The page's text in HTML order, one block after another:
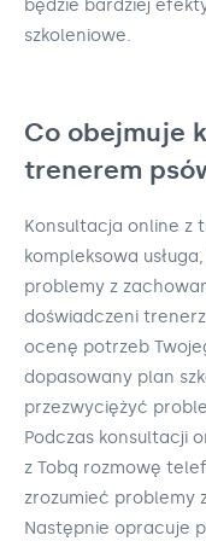
będzie bardziej
szkoleniowe.
Co obejmuje
trenerem
Konsultacja online z
kompleksowa
problemy z
doświadczeni
ocenę potrzeb
dopasowany plan
przezwyciężyć
Podczas konsultacji
z Tobą rozmowę
zrozumieć problemy
Następnie opracuje